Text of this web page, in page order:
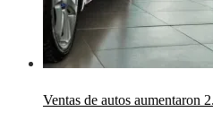
Ventas de autos aumentaron